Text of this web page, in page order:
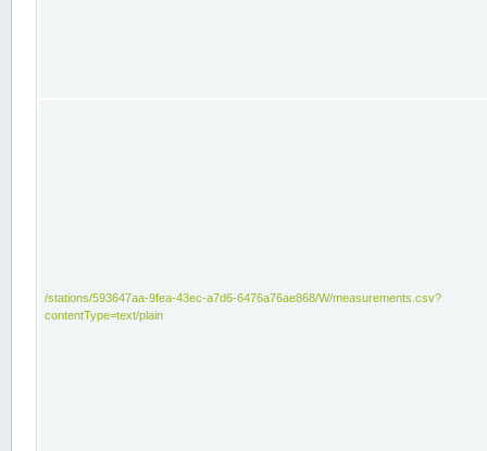
/stations/593647aa-9fea-43ec-a7d6-6476a76ae868/W/measurements.csv?
contentType=text/plain